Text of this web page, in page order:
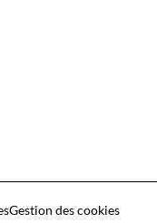
Gestion des cookies